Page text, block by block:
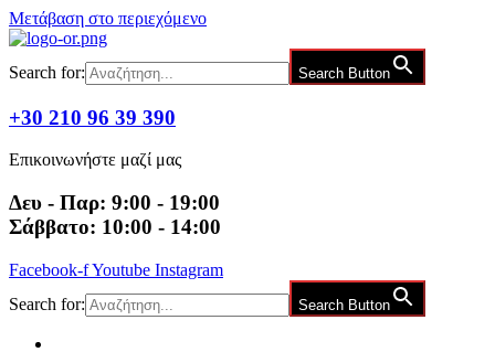
Μετάβαση στο περιεχόμενο
Search for: Search Button
+30 210 96 39 390
Επικοινωνήστε μαζί μας
Δευ - Παρ: 9:00 - 19:00
Σάββατο: 10:00 - 14:00
Facebook-fYoutube Instagram
Search for:
Search Button